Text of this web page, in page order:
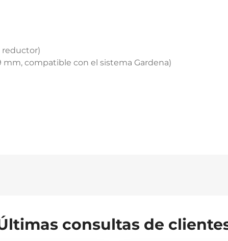
reductor)
mm, compatible con el sistema Gardena)
consultas de